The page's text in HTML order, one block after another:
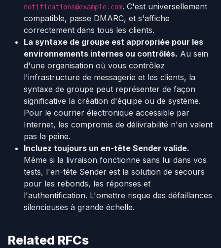
notifications@example.com. C'est universellement
compatible, passe DMARC, et s'affiche
correctement dans tous les clients.
La syntaxe de groupe est appropriée pour les
environnements internes ou contrôlés. Au sein
d'une organisation où vous contrôlez
l'infrastructure de messagerie et les clients, la
syntaxe de groupe peut représenter de façon
significative la création d'équipe ou de système.
Pour le courrier électronique accessible par
Internet, les compromis de délivrabilité n'en valent
pas la peine.
Incluez toujours un en-tête Sender valide.
Même si la livraison fonctionne sans lui dans vos
tests, l'en-tête Sender est la solution de secours
pour les rebonds, les réponses et
l'authentification. L'omettre risque des défaillances
silencieuses à grande échelle.
Related RFCs